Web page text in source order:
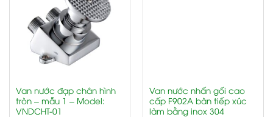
Van nước đạp chân hình
tròn – mẫu 1 – Model:
VNDCHT-01
Van nước nhấn gối cao
cấp F902A bàn tiếp xúc
làm bằng inox 304